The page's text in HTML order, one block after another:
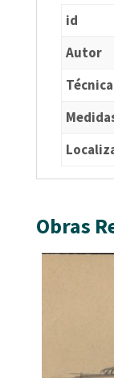
id
Autor
Técnica
Obras